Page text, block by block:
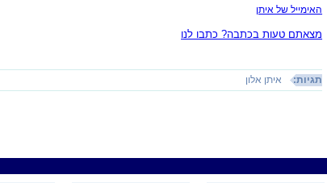
האימייל של איתן
מצאתם טעות בכתבה? כתבו לנו
תגיות: איתן אלון